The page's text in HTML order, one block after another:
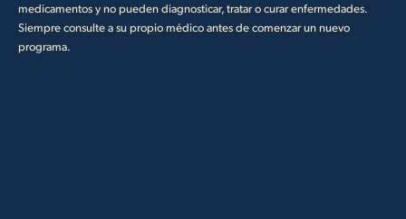
medicamentos y no pueden diagnosticar, tratar o curar enfermedades.
Siempre consulte a su propio médico antes de comenzar un nuevo
programa.